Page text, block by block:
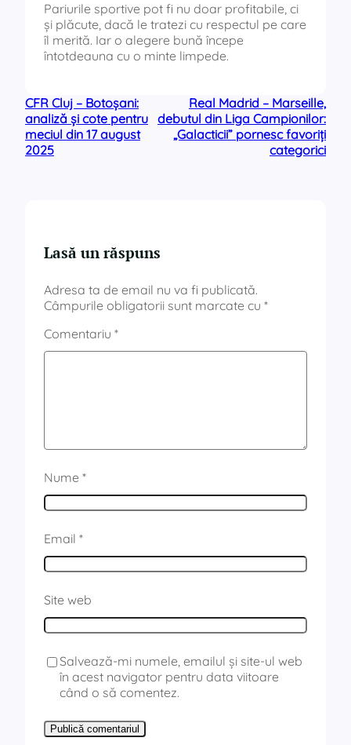
Pariurile sportive pot fi nu doar profitabile, ci
și plăcute, dacă le tratezi cu respectul pe care
îl merită. Iar o alegere bună începe
întotdeauna cu o minte limpede.
CFR Cluj – Botoșani:
analiză și cote pentru
meciul din 17 august
2025
Real Madrid – Marseille,
debutul din Liga Campionilor:
„Galacticii” pornesc favoriți
categorici
Lasă un răspuns
Adresa ta de email nu va fi publicată.
Câmpurile obligatorii sunt marcate cu *
Comentariu *
Nume *
Email *
Site web
Salvează-mi numele, emailul și site-ul web
în acest navigator pentru data viitoare
când o să comentez.